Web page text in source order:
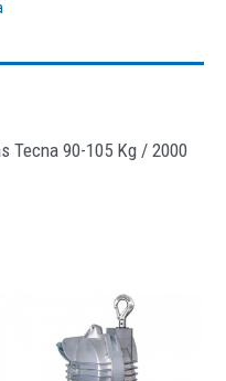
Tecna 90-105 Kg / 2000